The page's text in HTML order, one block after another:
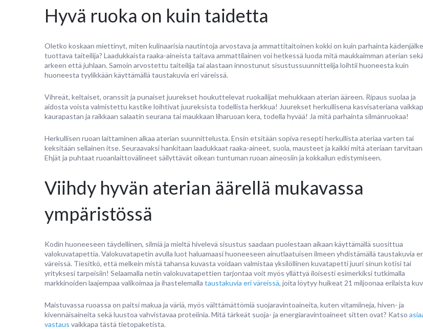
Hyvä ruoka on kuin taidetta
Oletko koskaan miettinyt, miten kulinaarisia nautintoja arvostava ja ammattitaitoinen kokki on kuin parhainta
tuottava taiteilija? Laadukkaista raaka-aineista taitava ammattilainen voi hetkessä luoda mitä maukkaimman aterian sekä
arkeen että juhlaan. Samoin arvostettu taiteilija tai alastaan innostunut sisustussuunnittelija loihtii huoneesta kuin
huoneesta tyylikkään käyttämällä taustakuvia eri väreissä.
Vihreät, keltaiset, oranssit ja punaiset juurekset houkuttelevat ruokailijat mehukkaan aterian ääreen. Ripaus suolaa ja
aidosta voista valmistettu kastike loihtivat juureksista todellista herkkua! Juurekset herkullisena kasvisateriana
kaurapastan ja raikkaan salaatin seurana tai maukkaan liharuoan kera, todella hyvää! Ja mitä parhainta silmänruokaa!
Herkullisen ruoan laittaminen alkaa aterian suunnittelusta. Ensin etsitään sopiva resepti herkullista ateriaa varten tai
keksitään sellainen itse. Seuraavaksi hankitaan laadukkaat raaka-aineet, suola, mausteet ja kaikki mitä ateriaan tarvitaan.
Ehjät ja puhtaat ruoanlaittovälineet säilyttävät oikean tuntuman ruoan aineosiin ja kokkailun edistymiseen.
Viihdy hyvän aterian äärellä mukavassa
ympäristössä
Kodin huoneeseen täydellinen, silmiä ja mieltä hivelevä sisustus saadaan puolestaan aikaan käyttämällä suosittua
valokuvatapettia. Valokuvatapetin avulla luot haluamaasi huoneeseen ainutlaatuisen ilmeen yhdistämällä taustakuvia
väreissä. Tiesitkö, että melkein mistä tahansa kuvasta voidaan valmistaa yksilöllinen kuvatapetti juuri sinun kotisi tai
yrityksesi tarpeisiin! Selaamalla netin valokuvatapettien tarjontaa voit myös yllättyä iloisesti esimerkiksi tutkimalla
markkinoiden laajempaa valikoimaa ja ihastelemalla taustakuvia eri väreissä, joita löytyy huikeat 21 miljoonaa erilaista
Maistuvassa ruoassa on paitsi makua ja väriä, myös välttämättömiä suojaravintoaineita, kuten vitamiineja, hiven- ja
kivennäisaineita sekä luustoa vahvistavaa proteiinia. Mitä tärkeät suoja- ja energiaravintoaineet sitten ovat? Katso
vastaus vaikkapa tästä tietopaketista.